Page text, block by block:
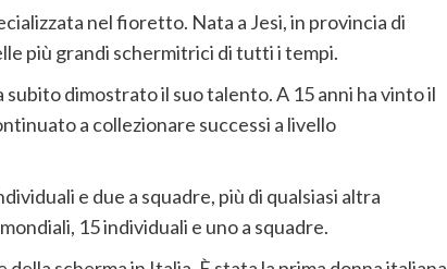
nel fioretto. Nata a Jesi, in provincia di
più grandi schermitrici di tutti i tempi.
subito dimostrato il suo talento. A 15 anni ha vinto il
a collezionare successi a livello
e due a squadre, più di qualsiasi altra
15 individuali e uno a squadre.